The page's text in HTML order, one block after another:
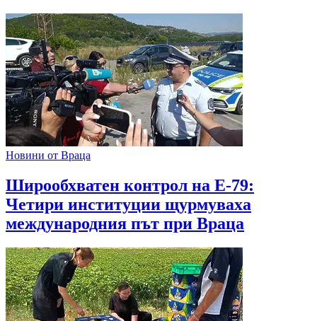
Новини от Враца
Широобхватен контрол на Е-79:
Четири институции щурмуваха
международния път при Враца